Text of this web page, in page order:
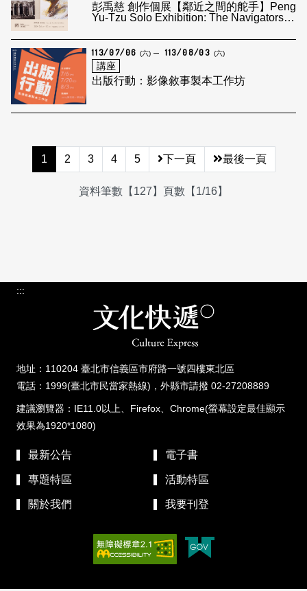
彭禹慈 創作個展【鄰近之間的舵手】Peng
Yu-Tzu Solo Exhibition: The Navigators of
113/07/06 (六) 113/08/03 (六)
講座
出版行動：影像敘事製本工作坊
1 2 3 4 5 下一頁 最後一頁
資料筆數【127】頁數【1/16】
:::
地址：110204 臺北市信義區市府路一號四樓東北區
電話：1999(臺北市民當家熱線)，外縣市請撥 02-27208889
建議瀏覽器：IE11.0以上、Firefox、Chrome(螢幕設定最佳顯示
效果為1920*1080)
最新公告 電子書
專題特區 活動特區
關於我們 我要刊登